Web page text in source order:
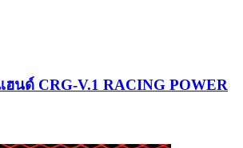
นด์ CRG-V.1 RACING POWER